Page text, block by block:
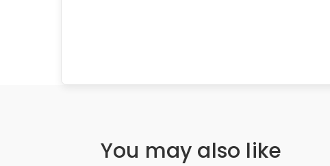
You may also like